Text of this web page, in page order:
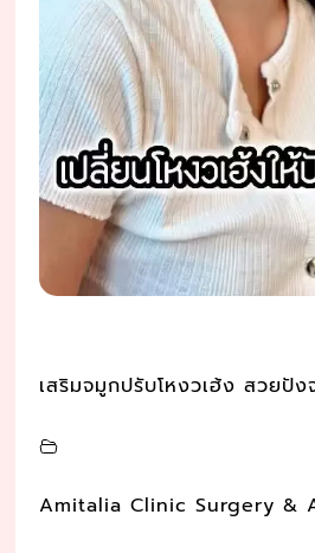
เสริมจมูกปรับโหงวเฮ้ง สวยปั
Amitalia Clinic Surgery &